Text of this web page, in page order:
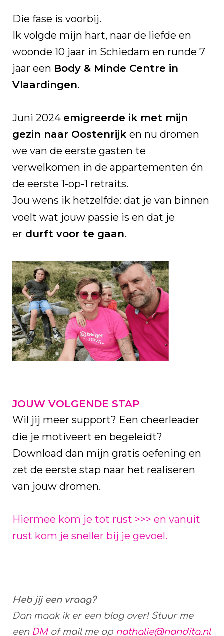
Die fase is voorbij.
Ik volgde mijn hart, naar de liefde en
woonde 10 jaar in Schiedam en runde 7
jaar een Body & Minde Centre in
Vlaardingen.
Juni 2024 emigreerde ik met mijn
gezin naar Oostenrijk en nu dromen
we van de eerste gasten te
verwelkomen in de appartementen én
de eerste 1-op-1 retraits.
Jou wens ik hetzelfde: dat je van binnen
voelt wat jouw passie is en dat je
er durft voor te gaan.
JOUW VOLGENDE STAP
Wil jij meer support? Een cheerleader
die je motiveert en begeleidt?
Download dan mijn gratis oefening en
zet de eerste stap naar het realiseren
van jouw dromen.
Hiermee kom je tot rust >>> en vanuit
rust kom je sneller bij je gevoel.
Heb jij een vraag?
Dan maak ik er een blog over! Stuur me
een DM of mail me op nathalie@nandita.nl